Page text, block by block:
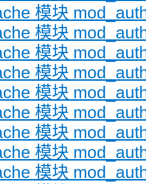
模块
模块
模块
模块
模块
模块
模块
模块
模块